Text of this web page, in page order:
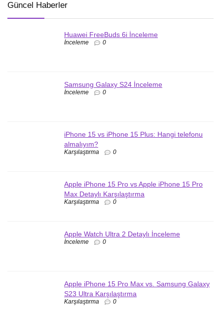
Güncel Haberler
Huawei FreeBuds 6i İnceleme
İnceleme 0
Samsung Galaxy S24 İnceleme
İnceleme 0
iPhone 15 vs iPhone 15 Plus: Hangi telefonu
almalıyım?
Karşılaştırma 0
Apple iPhone 15 Pro vs Apple iPhone 15 Pro
Max Detaylı Karşılaştırma
Karşılaştırma 0
Apple Watch Ultra 2 Detaylı İnceleme
İnceleme 0
Apple iPhone 15 Pro Max vs. Samsung Galaxy
S23 Ultra Karşılaştırma
Karşılaştırma 0